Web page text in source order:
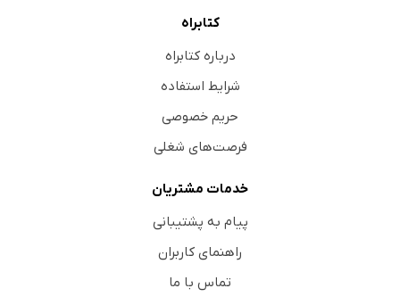
کتابراه
درباره کتابراه
شرایط استفاده
حریم خصوصی
فرصت‌های شغلی
خدمات مشتریان
پیام به پشتیبانی
راهنمای کاربران
تماس با ما